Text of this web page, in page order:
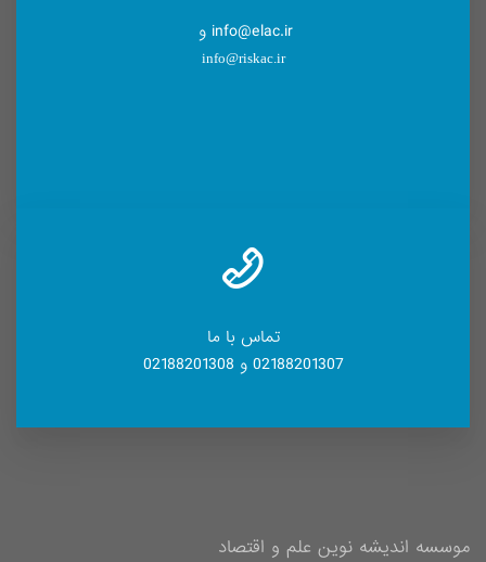
info@elac.ir و
info@riskac.ir
تماس با ما
02188201307 و 02188201308
موسسه اندیشه نوین علم و اقتصاد